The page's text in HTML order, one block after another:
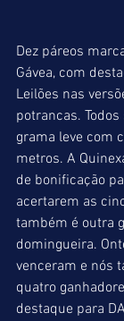
Dez páreos
Gávea, com
Leilões nas
potrancas.
grama leve com
metros. A
de bonificação
acertarem as
também é outra
domingueira.
venceram e nós
quatro
destaque para